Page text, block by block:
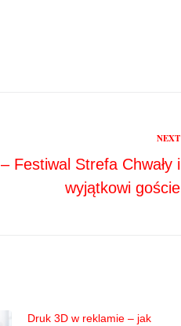
NEXT
Festiwal Strefa Chwały i
wyjątkowi goście
Druk 3D w reklamie – jak